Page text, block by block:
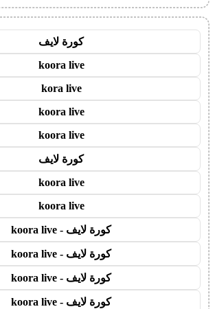
كورة لايف
koora live
kora live
koora live
koora live
كورة لايف
koora live
koora live
كورة لايف - koora live
كورة لايف - koora live
كورة لايف - koora live
كورة لايف - koora live